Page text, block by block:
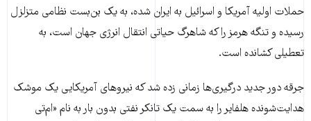
حملات اولیه آمریکا و اسرائیل به ایران شده، به یک بن‌بست نظامی متزلزل
رسیده و تنگه هرمز را که شاهرگ حیاتی انتقال انرژی جهان است، به
تعطیلی کشانده است.
جرقه دور جدید درگیری‌ها زمانی زده شد که نیروهای آمریکایی یک موشک
هدایت‌شونده هلفایر را به سمت یک تانکر نفتی بدون بار به نام «ام‌تی